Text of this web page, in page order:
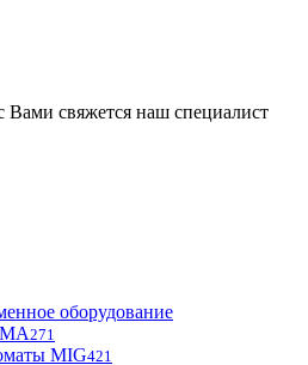
свяжется наш специалист
оборудование
271
MIG421